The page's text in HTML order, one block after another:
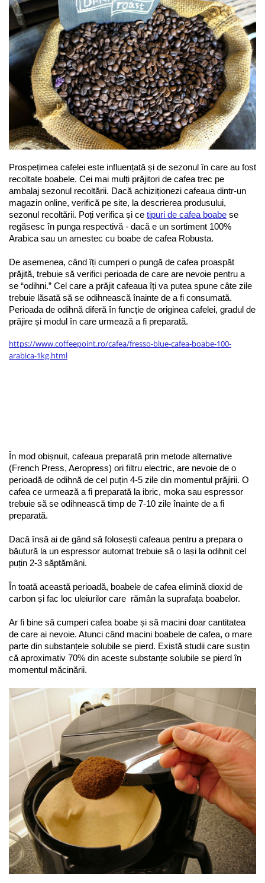
Prospețimea cafelei este influențată și de sezonul în care au fost
recoltate boabele. Cei mai mulți prăjitori de cafea trec pe
ambalaj sezonul recoltării. Dacă achiziționezi cafeaua dintr-un
magazin online, verifică pe site, la descrierea produsului,
sezonul recoltării. Poți verifica și ce tipuri de cafea boabe se
regăsesc în punga respectivă - dacă e un sortiment 100%
Arabica sau un amestec cu boabe de cafea Robusta.
De asemenea, când îți cumperi o pungă de cafea proaspăt
prăjită, trebuie să verifici perioada de care are nevoie pentru a
se “odihni.” Cel care a prăjit cafeaua îți va putea spune câte zile
trebuie lăsată să se odihnească înainte de a fi consumată.
Perioada de odihnă diferă în funcție de originea cafelei, gradul de
prăjire și modul în care urmează a fi preparată.
https://www.coffeepoint.ro/cafea/fresso-blue-cafea-boabe-100-
arabica-1kg.html
În mod obișnuit, cafeaua preparată prin metode alternative
(French Press, Aeropress) ori filtru electric, are nevoie de o
perioadă de odihnă de cel puțin 4-5 zile din momentul prăjirii. O
cafea ce urmează a fi preparată la ibric, moka sau espressor
trebuie să se odihnească timp de 7-10 zile înainte de a fi
preparată.
Dacă însă ai de gând să folosești cafeaua pentru a prepara o
băutură la un espressor automat trebuie să o lași la odihnit cel
puțin 2-3 săptămâni.
În toată această perioadă, boabele de cafea elimină dioxid de
carbon și fac loc uleiurilor care  rămân la suprafața boabelor.
Ar fi bine să cumperi cafea boabe și să macini doar cantitatea
de care ai nevoie. Atunci când macini boabele de cafea, o mare
parte din substanțele solubile se pierd. Există studii care susțin
că aproximativ 70% din aceste substanțe solubile se pierd în
momentul măcinării.